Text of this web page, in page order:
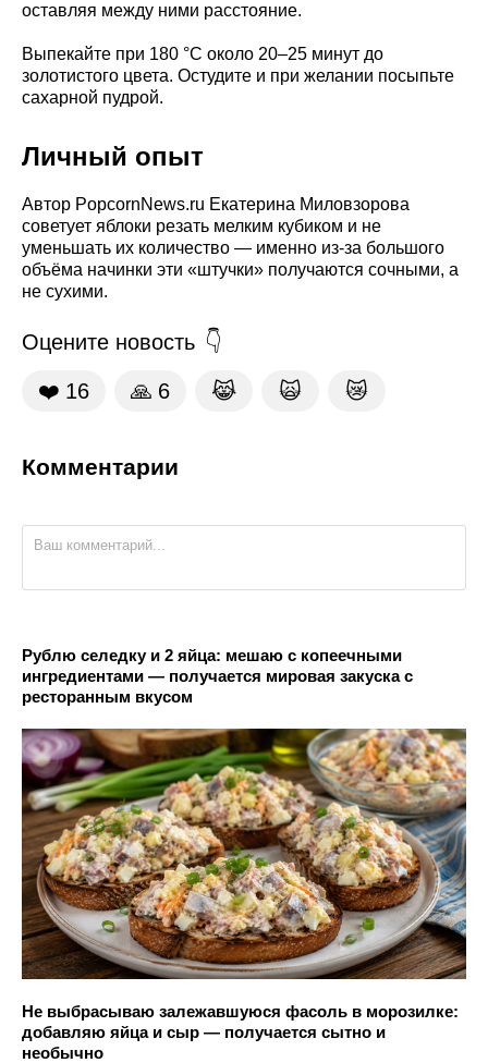
оставляя между ними расстояние.
Выпекайте при 180 °C около 20–25 минут до
золотистого цвета. Остудите и при желании посыпьте
сахарной пудрой.
Личный опыт
Автор PopcornNews.ru Екатерина Миловзорова
советует яблоки резать мелким кубиком и не
уменьшать их количество — именно из-за большого
объёма начинки эти «штучки» получаются сочными, а
не сухими.
Оцените новость
❤️ 16 🙏 6 😹 🙀 😿
Комментарии
Рублю селедку и 2 яйца: мешаю с копеечными
ингредиентами — получается мировая закуска с
ресторанным вкусом
Не выбрасываю залежавшуюся фасоль в морозилке:
добавляю яйца и сыр — получается сытно и
необычно